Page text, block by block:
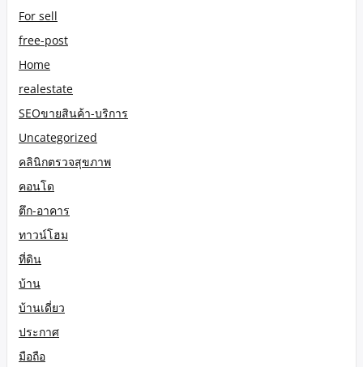
For sell
free-post
Home
realestate
SEOขายสินค้า-บริการ
Uncategorized
คลินิกตรวจสุขภาพ
คอนโด
ตึก-อาคาร
ทาวน์โฮม
ที่ดิน
บ้าน
บ้านเดี่ยว
ประกาศ
มือถือ